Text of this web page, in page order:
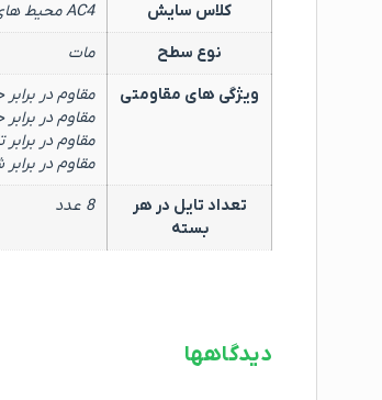
کلاس سایش
AC4 محیط های مسکونی پرتردد و همچنین تجاری و اداری کم تردد
نوع سطح
مات
ویژگی های مقاومتی
مقاوم در
مقاوم در
مقاوم در
مقاوم در
تعداد تایل در هر
بسته
8 عدد
دیدگاهها